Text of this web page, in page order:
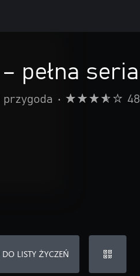
pełna seria
przygoda • 48
LISTY ŻYCZEŃ